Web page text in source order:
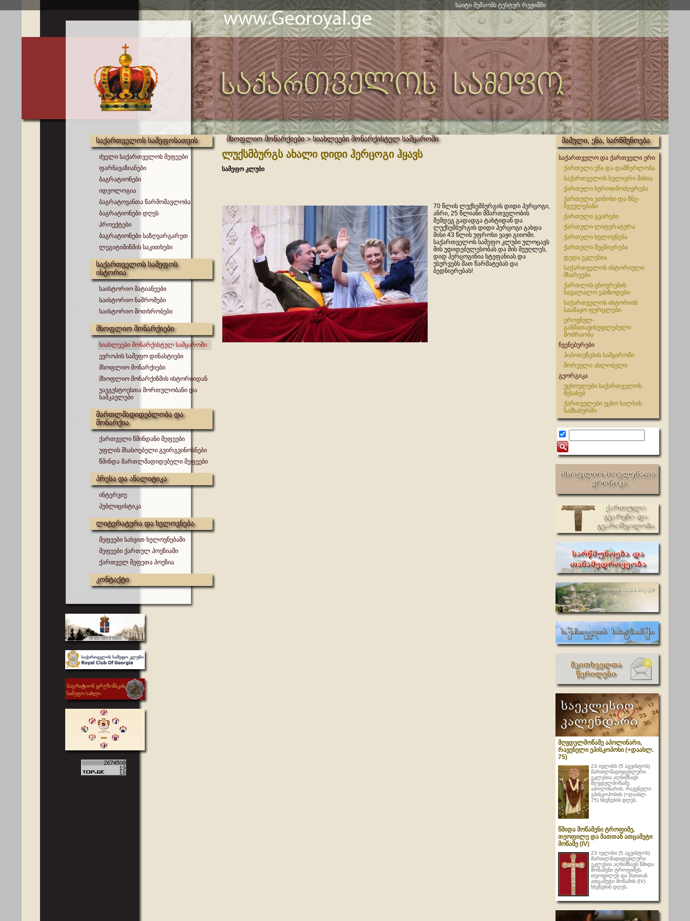
საიტი მუშაობს ტესტურ რეჟიმში
საქართველოს სამეფოსათვის
ძველი საქართველოს მეფეები
ფარნავაზიანები
ბაგრატიონები
იდეოლოგია
ბაგრატოვანთა წარმომავლობა
ბაგრატიონები დღეს
პროექტები
ბაგრატიონები საზღვარგარეთ
ლეგიტიმიზმის საკითხები
საქართველოს სამეფოს
ისტორია
საისტორიო მატიანეები
საისტორიო ნაშრომები
საისტორიო მოთხრობები
მსოფლიო მონარქიები
სიახლეები მონარქისტულ სამყაროში
ევროპის სამეფო დინასტიები
მსოფლიო მონარქიები
მსოფლიო მონარქიზმის ისტორიიდან
უავგუსტოესთა მორთულობანი და
სამკაულები
მართლმადიდებლობა და
მონარქია
ქართველი წმინდანი მეფეები
უფლის მსასოებელი გვირგვინოსნები
წმინდა მართლმადიდებელი მეფეები
პრესა და ანალიტიკა
ინტერვიუ
პუბლიცისტიკა
ლიტერატურა და ხელოვნება
მეფეები სახვით ხელოვნებაში
მეფეები ქართულ პოეზიაში
ქართველ მეფეთა პოეზია
კონტაქტი
მსოფლიო მონარქიები > სიახლეები მონარქისტულ სამყაროში
ლუქსმბურგს ახალი დიდი ჰერცოგი ჰყავს
სამეფო კლუბი
70 წლის ლუქსემბურგის დიდი ჰერცოგი,
ანრი, 25 წლიანი მმართველობის
შემდეგ გადადგა ტახტიდან და
ლუქსემბურგის დიდი ჰერცოგი გახდა
მისი 43 წლის უფროსი ვაჟი გიიომი.
საქართველოს სამეფო კლუბი ულოცავს
მის უდიდებულესობას და მის მეუღლეს,
დიდ ჰერცოგინია სტეფანიას და
უსურვებს მათ წარმატებას და
ბედნიერებას!
მამული, ენა, სარწმუნოება
საქართველო და ქართველი ერი
ქართული ენა და დამწერლობა
საქართველოს სულიერი მისია
ქართული ხუროთმოძღვრება
ქართული ეთნოსი და ზნე-
ჩვეულებანი
ქართული გვარები
ქართული ლიტერატურა
ქართული ხელოვნება
ქართული მეცნიერება
დედა ეკლესია
საქართველოს ისტორიული
მხარეები
ქართლის ცხოვრების
სავალალო ეპიზოდები
საქართველოს ისტორიის
საამაყო ფურცლები
ეროვნულ-
განმათავისუფლებელი
მოძრაობა
ჩვენებურები
ჰიპოთეზების სამყაროში
შორეული ახლობელი
გეორგიკა
უცხოელები საქართველოს
შესახებ
ქართველები უცხო ხალხის
სამსახურში
მღვდელმოწამე აპოლინარი,
რავენელი ეპისკოპოსი (+დაახლ.
75)
23 ივლისს (5 აგვისტოს)
მართლმადიდებლური
ეკლესია აღნიშნავს
მღვდელმოწამე
აპოლინარის, რავენელი
ეპისკოპოსის (+დაახლ.
75) ხსენების დღეს.
წმიდა მოწამენი ტროფიმე,
თეოფილე და მათთან ათცამეტი
მოწამე (IV)
23 ივლისი (5 აგვისტოს)
მართლმადიდებლური
ეკლესია აღნიშნავს წმიდა
მოწამენი ტროფიმეს,
თეოფილეს და მათთან
ათცამეტი მოწამის (IV)
ხსენების დღეს.